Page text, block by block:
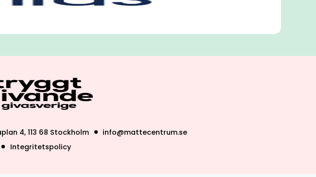
4, 113 68 Stockholm
info@mattecentrum.se
Integritetspolicy